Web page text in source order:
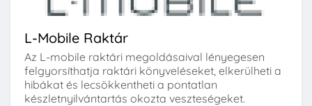
L-Mobile Raktár
Az L-mobile raktári megoldásaival lényegesen
felgyorsíthatja raktári könyveléseket, elkerülheti a
hibákat és lecsökkentheti a pontatlan
készletnyilvántartás okozta veszteségeket.